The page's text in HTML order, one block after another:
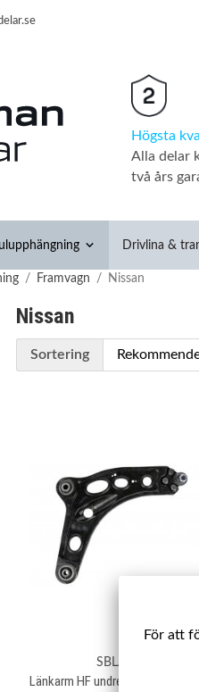
Högsta
Alla delar
två års
Drivlina &
/ Framvagn / Nissan
Nissan
Sortering
SBLA309
Länkarm HF undre Fiat Talento
För att